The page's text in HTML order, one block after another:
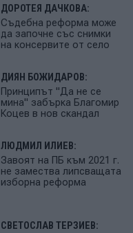
ДОРОТЕЯ ДАЧКОВА:
Съдебна реформа може
да започне със снимки
на консервите от село
ДИЯН БОЖИДАРОВ:
Принципът "Да не се
мина" забърка Благомир
Коцев в нов скандал
ЛЮДМИЛ ИЛИЕВ:
Завоят на ПБ към 2021 г.
не замества липсващата
изборна реформа
СВЕТОСЛАВ ТЕРЗИЕВ: